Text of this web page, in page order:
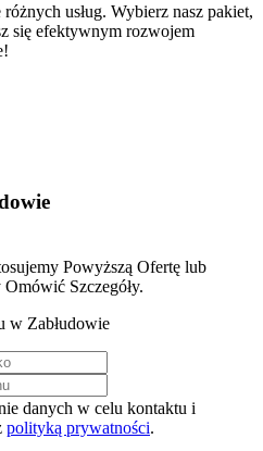
usług. Wybierz nasz pakiet,
się efektywnym rozwojem
Powyższą Ofertę lub
Szczegóły.
danych w celu kontaktu i
polityką prywatności.